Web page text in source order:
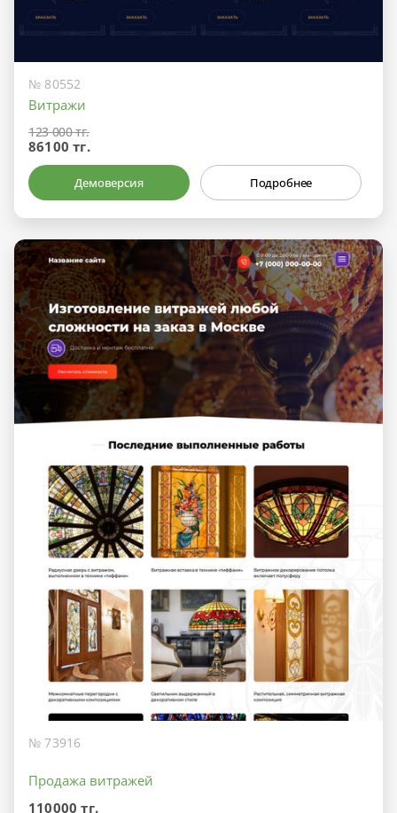
№ 80552
Витражи
123 000 тг.
86100 тг.
Демоверсия Подробнее
№ 73916
Продажа витражей
110000 тг.